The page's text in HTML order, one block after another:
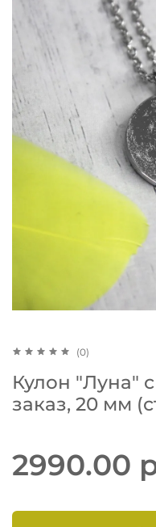
(0)
Кулон "Луна"
заказ, 20 мм
2990.00